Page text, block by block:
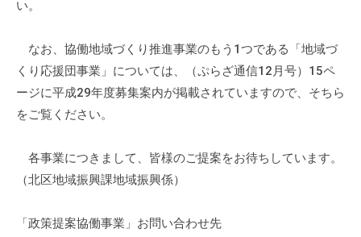
い。
なお、協働地域づくり推進事業のもう1つである「地域づ
くり応援団事業」については、（ぷらざ通信12月号）15ペ
ージに平成29年度募集案内が掲載されていますので、そちら
をご覧ください。
各事業につきまして、皆様のご提案をお待ちしています。
（北区地域振興課地域振興係）
「政策提案協働事業」お問い合わせ先